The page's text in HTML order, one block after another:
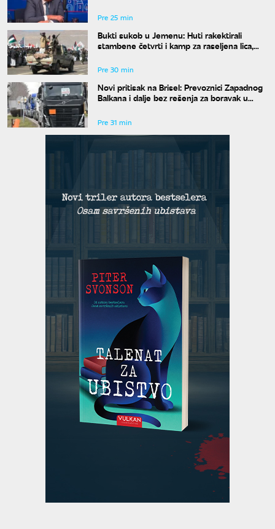
Pre 25 min
Bukti sukob u Jemenu: Huti rakektirali
stambene četvrti i kamp za raseljena lica,
Pre 30 min
Novi pritisak na Brisel: Prevoznici Zapadnog
Balkana i dalje bez rešenja za boravak u
Pre 31 min